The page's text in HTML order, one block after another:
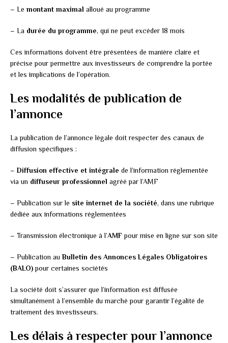
– Le montant maximal alloué au programme
– La durée du programme, qui ne peut excéder 18 mois
Ces informations doivent être présentées de manière claire et
précise pour permettre aux investisseurs de comprendre la portée
et les implications de l’opération.
Les modalités de publication de
l’annonce
La publication de l’annonce légale doit respecter des canaux de
diffusion spécifiques :
– Diffusion effective et intégrale de l’information réglementée
via un diffuseur professionnel agréé par l’AMF
– Publication sur le site internet de la société, dans une rubrique
dédiée aux informations réglementées
– Transmission électronique à l’AMF pour mise en ligne sur son site
– Publication auBulletin des Annonces Légales Obligatoires
(BALO)pour certaines sociétés
La société doit s’assurer que l’information est diffusée
simultanément à l’ensemble du marché pour garantir l’égalité de
traitement des investisseurs.
Les délais à respecter pour l’annonce